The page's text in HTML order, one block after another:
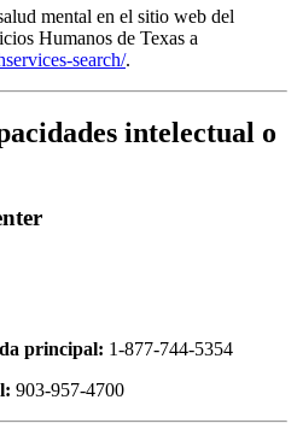
mental en el sitio web del
Humanos de Texas a
search/.
intelectual o
principal: 1-877-744-5354
903-957-4700